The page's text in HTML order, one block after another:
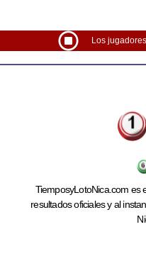
Los
TiemposyLotoNica.com es
resultados oficiales y al